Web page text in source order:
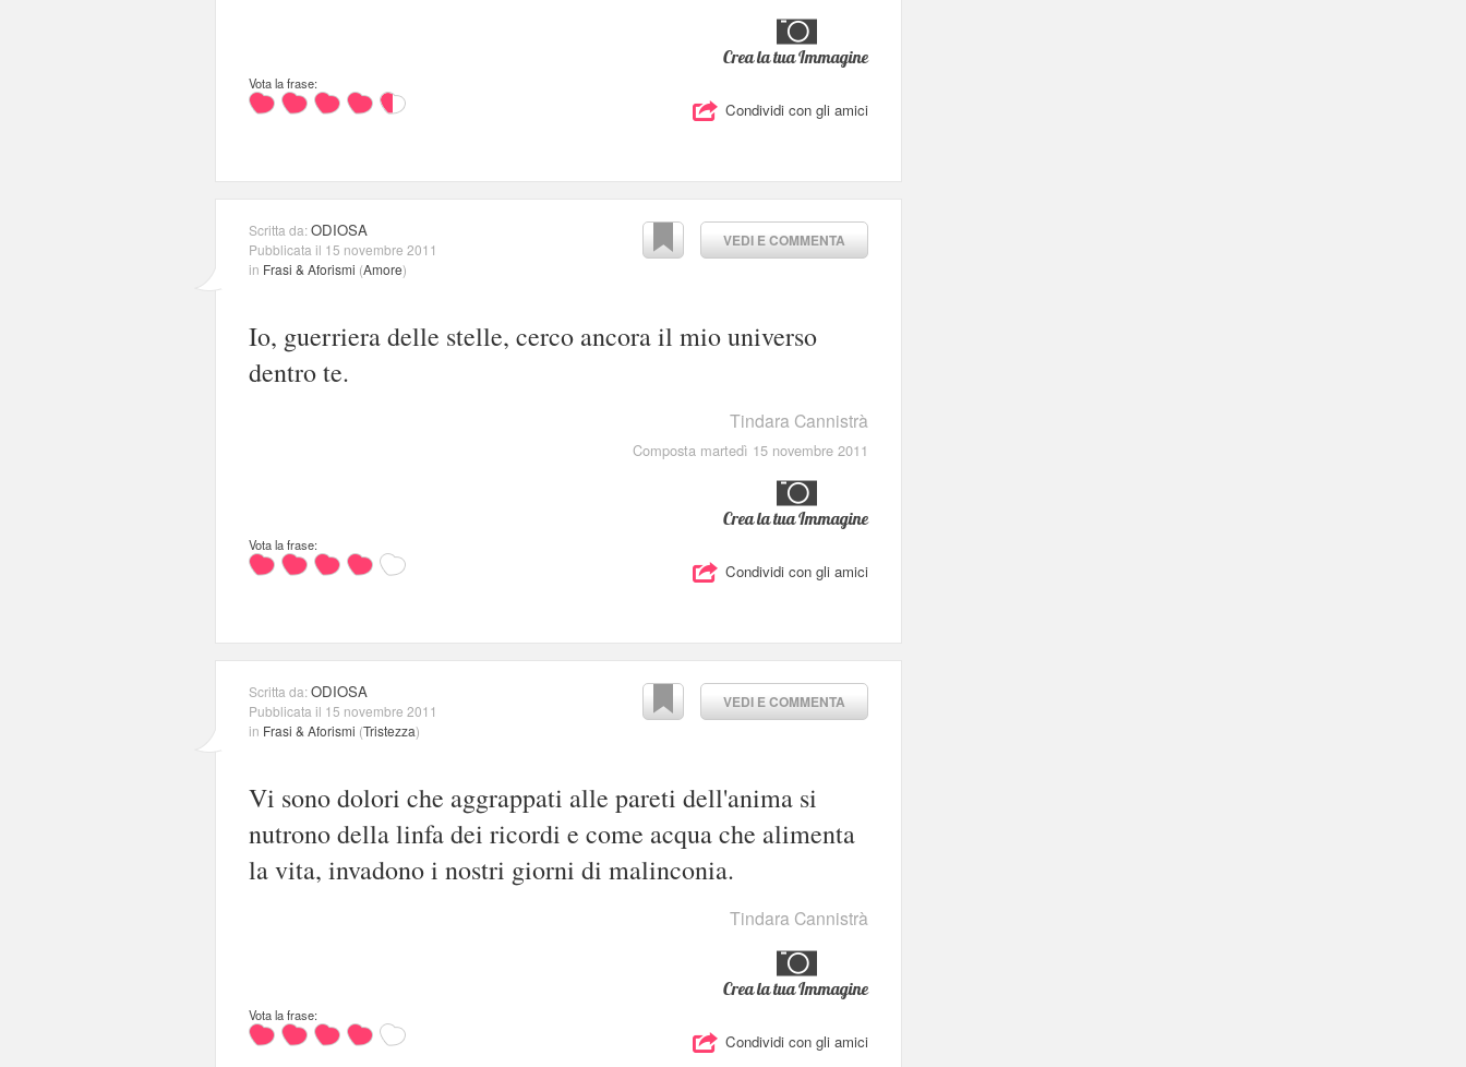
Crea la tua Immagine
Vota la frase:
Condividi con gli amici
VEDI E COMMENTA
Scritta da:ODIOSA
Pubblicata il 15 novembre 2011
in Frasi & Aforismi (Amore)
Io, guerriera delle stelle, cerco ancora il mio universo
dentro te.
Tindara Cannistrà
Composta martedì 15 novembre 2011
Crea la tua Immagine
Vota la frase:
Condividi con gli amici
VEDI E COMMENTA
Scritta da:ODIOSA
Pubblicata il 15 novembre 2011
in Frasi & Aforismi (Tristezza)
Vi sono dolori che aggrappati alle pareti dell'anima si
nutrono della linfa dei ricordi e come acqua che alimenta
la vita, invadono i nostri giorni di malinconia.
Tindara Cannistrà
Crea la tua Immagine
Vota la frase:
Condividi con gli amici